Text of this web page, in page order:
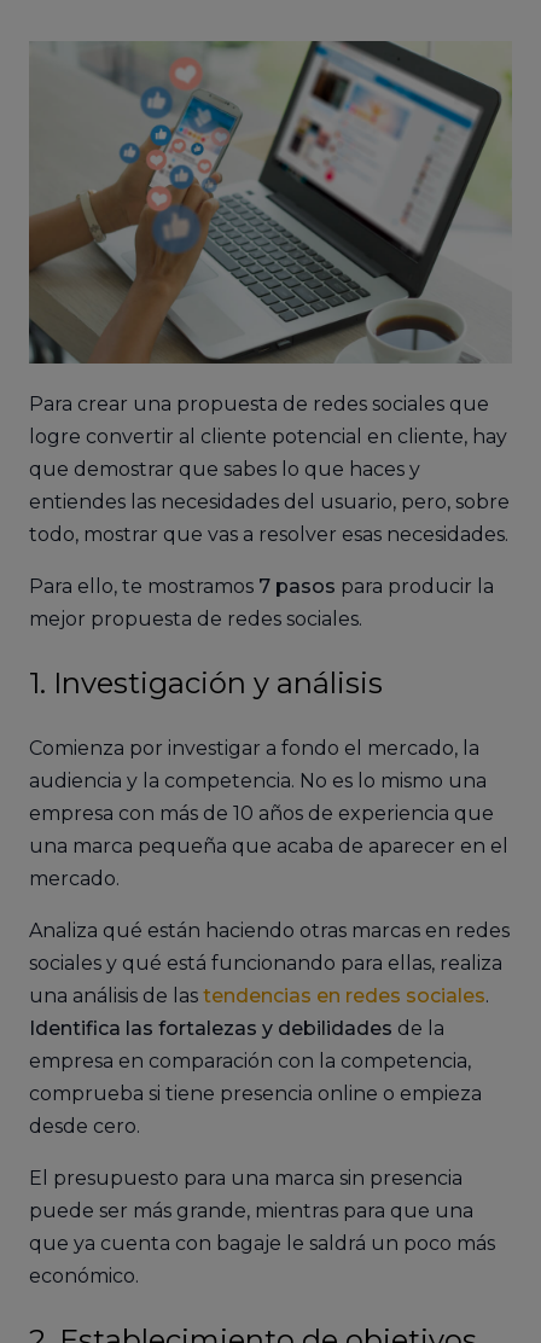
Para crear una propuesta de redes sociales que
logre convertir al cliente potencial en cliente, hay
que demostrar que sabes lo que haces y
entiendes las necesidades del usuario, pero, sobre
todo, mostrar que vas a resolver esas necesidades.
Para ello, te mostramos 7 pasos para producir la
mejor propuesta de redes sociales.
1. Investigación y análisis
Comienza por investigar a fondo el mercado, la
audiencia y la competencia. No es lo mismo una
empresa con más de 10 años de experiencia que
una marca pequeña que acaba de aparecer en el
mercado.
Analiza qué están haciendo otras marcas en redes
sociales y qué está funcionando para ellas, realiza
una análisis de las tendencias en redes sociales.
Identifica las fortalezas y debilidades de la
empresa en comparación con la competencia,
comprueba si tiene presencia online o empieza
desde cero.
El presupuesto para una marca sin presencia
puede ser más grande, mientras para que una
que ya cuenta con bagaje le saldrá un poco más
económico.